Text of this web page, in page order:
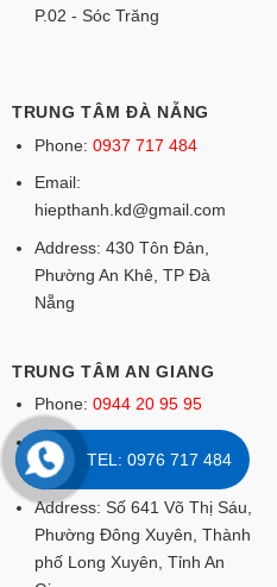
P.02 - Sóc Trăng
TRUNG TÂM ĐÀ NẴNG
Phone: 0937 717 484
Email:
hiepthanh.kd@gmail.com
Address: 430 Tôn Đản,
Phường An Khê, TP Đà
Nẵng
TRUNG TÂM AN GIANG
Phone: 0944 20 95 95
Email:
hiepthanh.kq@gmail.com
Address: Số 641 Võ Thị Sáu,
Phường Đông Xuyên, Thành
phố Long Xuyên, Tỉnh An
TEL: 0976 717 484